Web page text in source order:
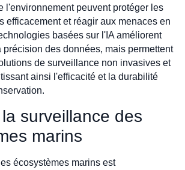
l'environnement peuvent protéger les
efficacement et réagir aux menaces en
basées sur l'IA améliorent
précision des données, mais permettent
de surveillance non invasives et
ainsi l'efficacité et la durabilité
surveillance des
marins
écosystèmes marins est